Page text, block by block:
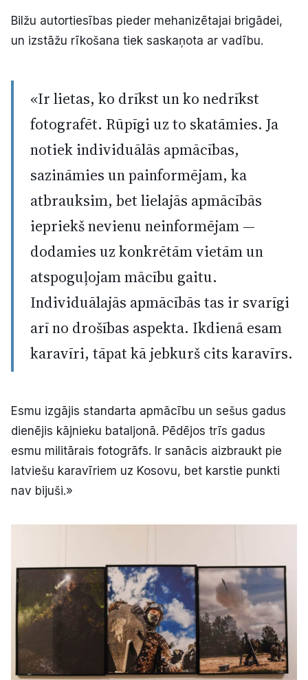
Bilžu autortiesības pieder mehanizētajai brigādei,
un izstāžu rīkošana tiek saskaņota ar vadību.
«Ir lietas, ko drīkst un ko nedrīkst
fotografēt. Rūpīgi uz to skatāmies. Ja
notiek individuālās apmācības,
sazināmies un painformējam, ka
atbrauksim, bet lielajās apmācībās
iepriekš nevienu neinformējam —
dodamies uz konkrētām vietām un
atspoguļojam mācību gaitu.
Individuālajās apmācībās tas ir svarīgi
arī no drošības aspekta. Ikdienā esam
karavīri, tāpat kā jebkurš cits karavīrs.
Esmu izgājis standarta apmācību un sešus gadus
dienējis kājnieku bataljonā. Pēdējos trīs gadus
esmu militārais fotogrāfs. Ir sanācis aizbraukt pie
latviešu karavīriem uz Kosovu, bet karstie punkti
nav bijuši.»